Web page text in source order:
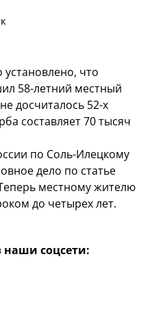
что
58-летний местный
досчиталось 52-х
составляет 70 тысяч
по Соль-Илецкому
дело по статье
местному жителю
до четырех лет.
наши соцсети: